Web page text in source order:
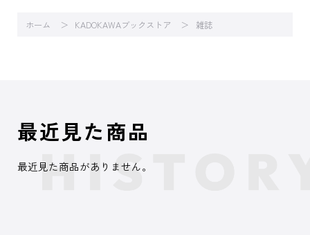
ホーム KADOKAWAブックストア 雑誌
最近見た商品
最近見た商品がありません。